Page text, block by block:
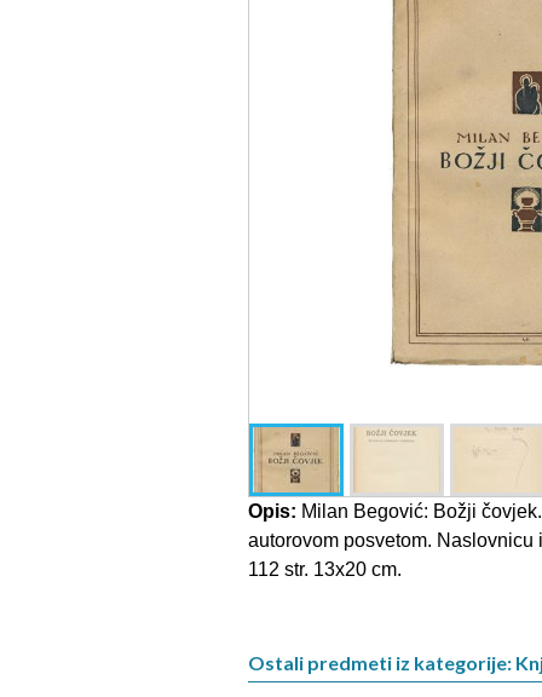
Opis: Milan Begović: Božji
autorovom posvetom.
112 str. 13x20 cm.
Ostali predmeti iz kategorije: